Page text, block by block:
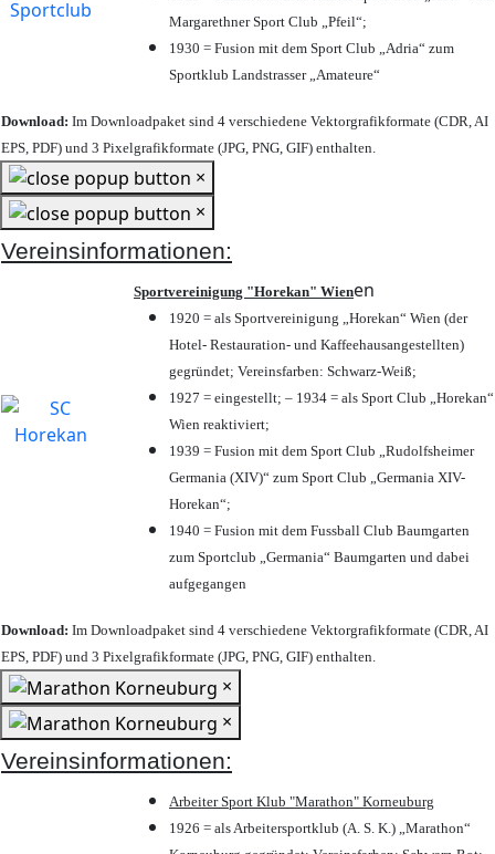
Margarethner Sport Club „Pfeil“;
1930 = Fusion mit dem Sport Club „Adria“ zum
Sportklub Landstrasser „Amateure“
Download: Im Downloadpaket sind 4 verschiedene Vektorgrafikformate (CDR, AI
EPS, PDF) und 3 Pixelgrafikformate (JPG, PNG, GIF) enthalten.
×
×
Vereinsinformationen:
Sportvereinigung "Horekan" Wienen
1920 = als Sportvereinigung „Horekan“ Wien (der
Hotel- Restauration- und Kaffeehausangestellten)
gegründet; Vereinsfarben: Schwarz-Weiß;
1927 = eingestellt; – 1934 = als Sport Club „Horekan“
Wien reaktiviert;
1939 = Fusion mit dem Sport Club „Rudolfsheimer
Germania (XIV)“ zum Sport Club „Germania XIV-
Horekan“;
1940 = Fusion mit dem Fussball Club Baumgarten
zum Sportclub „Germania“ Baumgarten und dabei
aufgegangen
Download: Im Downloadpaket sind 4 verschiedene Vektorgrafikformate (CDR, AI
EPS, PDF) und 3 Pixelgrafikformate (JPG, PNG, GIF) enthalten.
×
×
Vereinsinformationen:
Arbeiter Sport Klub "Marathon" Korneuburg
1926 = als Arbeitersportklub (A. S. K.) „Marathon“